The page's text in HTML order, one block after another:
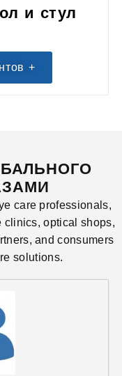
и стул
+
care professionals,
clinics, optical shops,
and consumers
solutions.